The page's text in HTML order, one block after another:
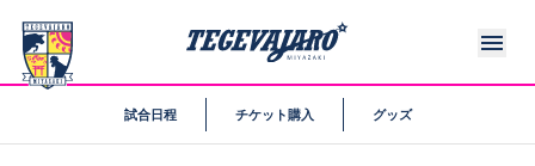
試合日程 チケット購入 グッズ